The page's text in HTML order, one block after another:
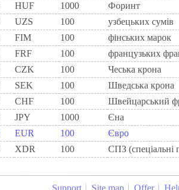
HUF 1000 Форинт
UZS 100 узбецьких сумів
FIM 100 фiнських марок
FRF 100 французьких
CZK 100 Чеська крона
SEK 100 Шведська крона
CHF 100 Швейцарський
JPY 1000 Єна
EUR 100 Євро
XDR 100 СПЗ (спеціальні